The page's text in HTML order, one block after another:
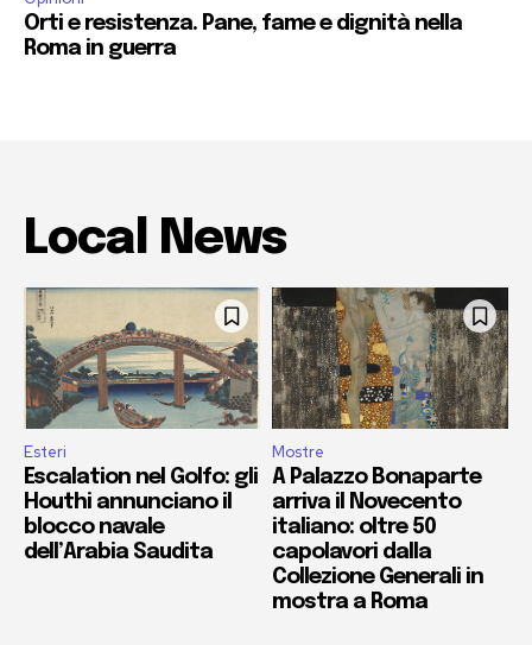
Orti e resistenza. Pane, fame e dignità nella
Roma in guerra
Local News
Esteri
Escalation nel Golfo: gli
Houthi annunciano il
blocco navale
dell’Arabia Saudita
Mostre
A Palazzo Bonaparte
arriva il Novecento
italiano: oltre 50
capolavori dalla
Collezione Generali in
mostra a Roma